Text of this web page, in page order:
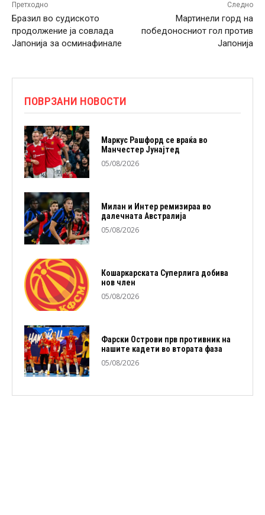
Претходно
Бразил во судиското
продолжение ја совлада
Јапонија за осминафинале
Следно
Мартинели горд на
победоносниот гол против
Јапонија
ПОВРЗАНИ НОВОСТИ
Маркус Рашфорд се враќа во
Манчестер Јунајтед
05/08/2026
Милан и Интер ремизираа во
далечната Австралија
05/08/2026
Кошаркарската Суперлига добива
нов член
05/08/2026
Фарски Острови прв противник на
нашите кадети во втората фаза
05/08/2026